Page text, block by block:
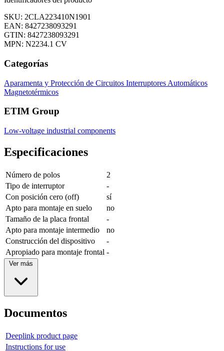
SKU: 2CLA223410N1901
EAN: 8427238093291
GTIN: 8427238093291
MPN: N2234.1 CV
Categorías
Aparamenta y Protección de Circuitos Interruptores Automáticos
Magnetotérmicos
ETIM Group
Low-voltage industrial components
Especificaciones
Número de polos
2
Tipo de interruptor
-
Con posición cero (off)
sí
Apto para montaje en suelo
no
Tamaño de la placa frontal
-
Apto para montaje intermedio
no
Construcción del dispositivo
-
Apropiado para montaje frontal -
Ver más
Documentos
Deeplink product page
Instructions for use